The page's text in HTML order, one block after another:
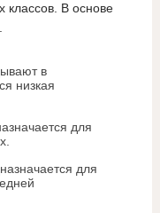
классов. В основе
в
низкая
для
для